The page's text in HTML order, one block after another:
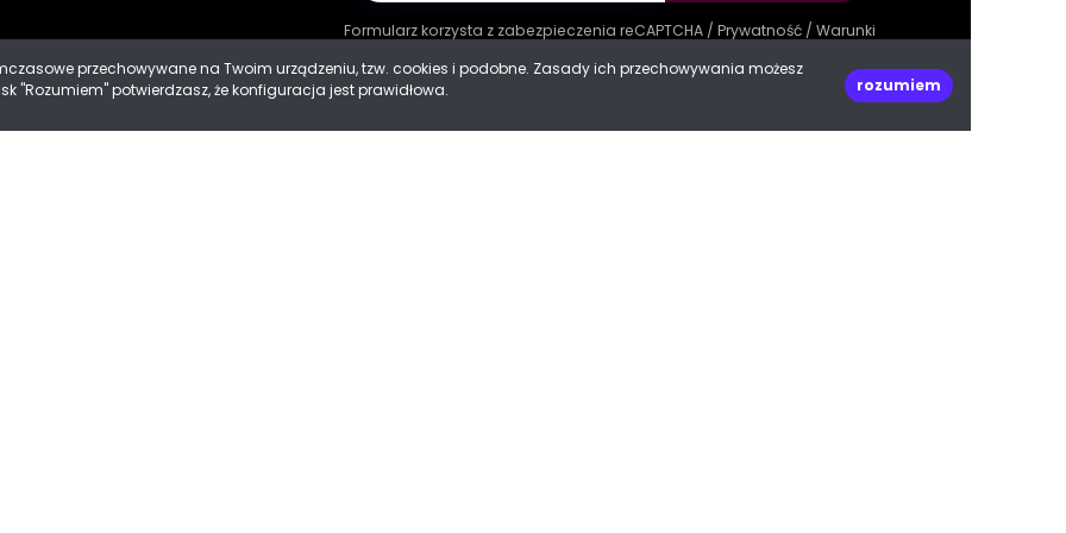
Formularz korzysta z zabezpieczenia reCAPTCHA / Prywatność / Warunki
decoPLANET Polska
ul. Kasprowicza 47
przechowywane na Twoim urządzeniu, tzw. cookies i podobne. Zasady ich przechowywania możesz
"Rozumiem" potwierdzasz, że konfiguracja jest prawidłowa.
rozumiem